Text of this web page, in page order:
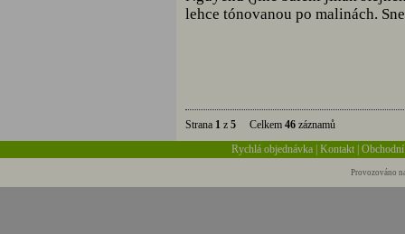
lehce tónovanou po malinách.
Strana 1 z 5 Celkem 46 záznamů
Rychlá objednávka |Kontakt |
Provozováno